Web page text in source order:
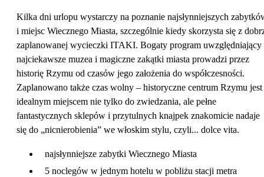
Kilka dni urlopu wystarczy na poznanie najsłynniejszych
i miejsc Wiecznego Miasta, szczególnie kiedy skorzysta się z
zaplanowanej wycieczki ITAKI. Bogaty program uwzględniający
najciekawsze muzea i magiczne zakątki miasta prowadzi przez
historię Rzymu od czasów jego założenia do współczesności.
Zaplanowano także czas wolny – historyczne centrum Rzymu jest
idealnym miejscem nie tylko do zwiedzania, ale pełne
fantastycznych sklepów i przytulnych knajpek znakomicie nadaje
się do „nicnierobienia” we włoskim stylu, czyli... dolce vita.
najsłynniejsze zabytki Wiecznego Miasta
5 noclegów w jednym hotelu w pobliżu stacji metra